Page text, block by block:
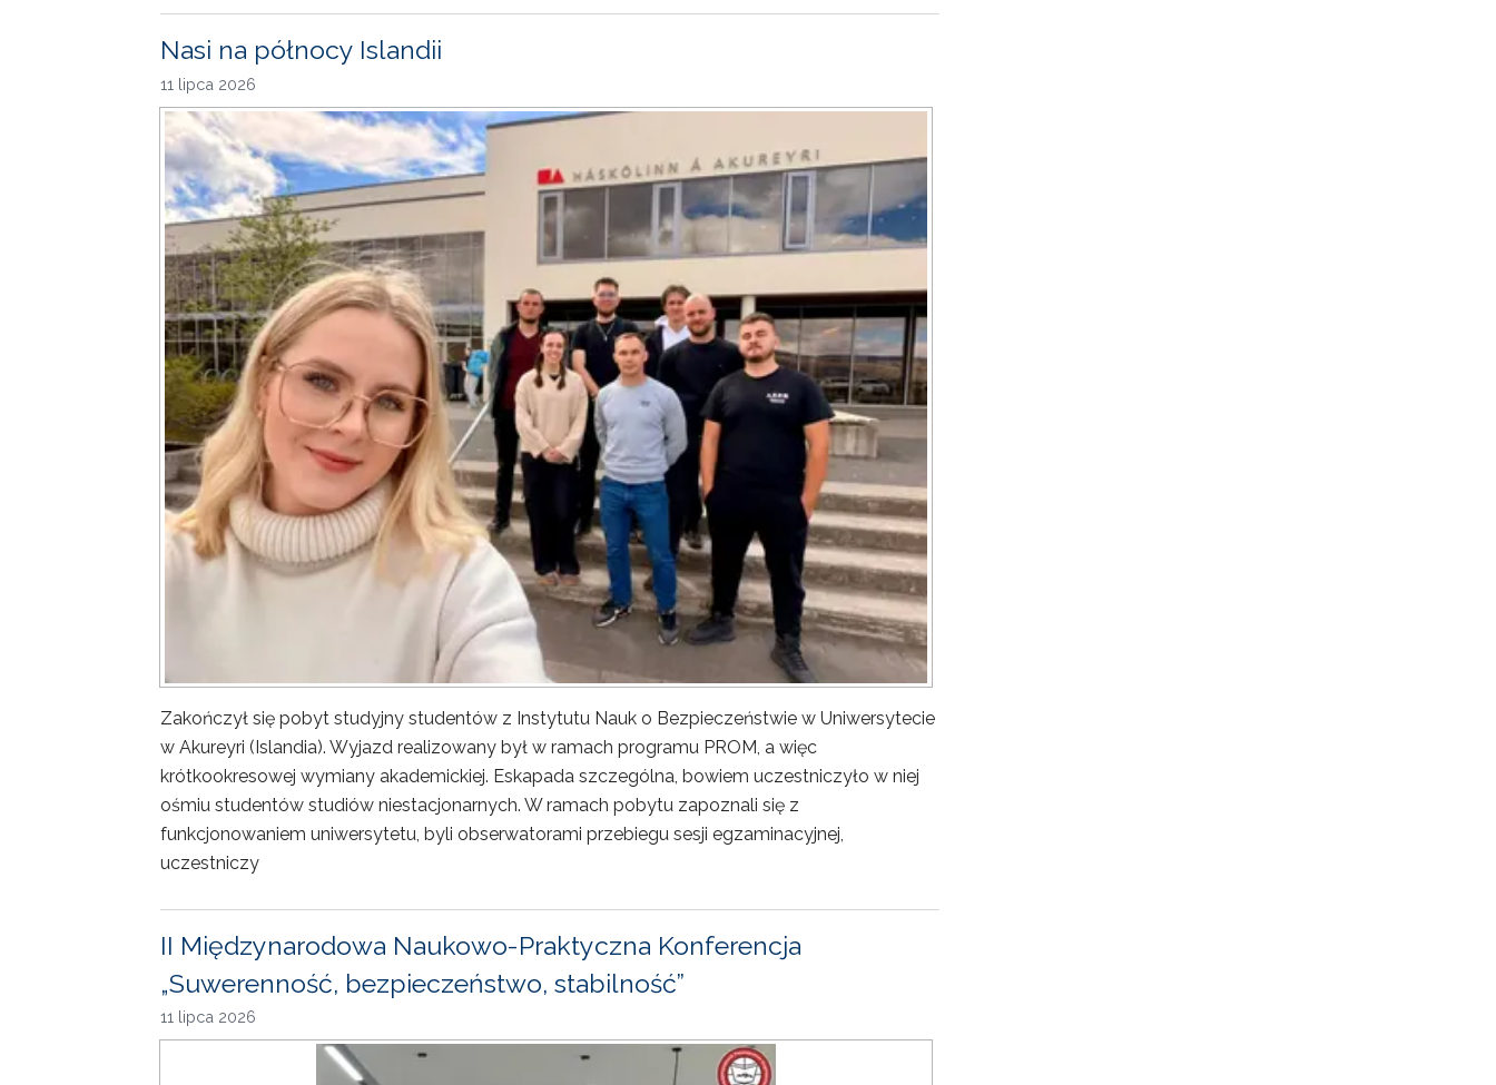
Nasi na północy Islandii
11 lipca 2026
Zakończył się pobyt studyjny studentów z Instytutu Nauk o Bezpieczeństwie w Uniwersytecie
w Akureyri (Islandia). Wyjazd realizowany był w ramach programu PROM, a więc
krótkookresowej wymiany akademickiej. Eskapada szczególna, bowiem uczestniczyło w niej
ośmiu studentów studiów niestacjonarnych. W ramach pobytu zapoznali się z
funkcjonowaniem uniwersytetu, byli obserwatorami przebiegu sesji egzaminacyjnej,
uczestniczy
II Międzynarodowa Naukowo-Praktyczna Konferencja
„Suwerenność, bezpieczeństwo, stabilność”
11 lipca 2026